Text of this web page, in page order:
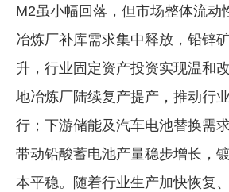
M2虽小幅回落，但市场整体流动
冶炼厂补库需求集中释放，铅锌
升，行业固定资产投资实现温和
地冶炼厂陆续复产提产，推动行
行；下游储能及汽车电池替换需
带动铅酸蓄电池产量稳步增长，
本平稳。随着行业生产加快恢复